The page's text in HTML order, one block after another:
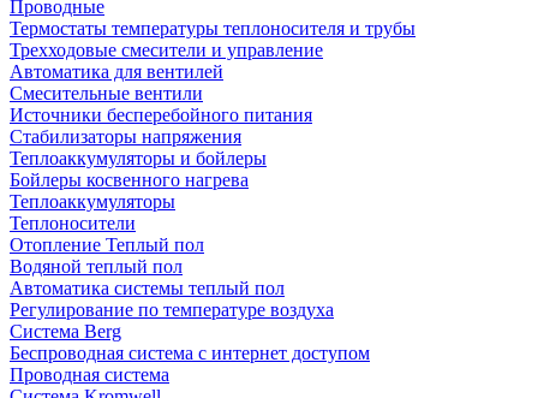
Проводные
Термостаты температуры теплоносителя и трубы
Трехходовые смесители и управление
Автоматика для вентилей
Смесительные вентили
Источники бесперебойного питания
Стабилизаторы напряжения
Теплоаккумуляторы и бойлеры
Бойлеры косвенного нагрева
Теплоаккумуляторы
Теплоносители
Отопление Теплый пол
Водяной теплый пол
Автоматика системы теплый пол
Регулирование по температуре воздуха
Система Berg
Беспроводная система с интернет доступом
Проводная система